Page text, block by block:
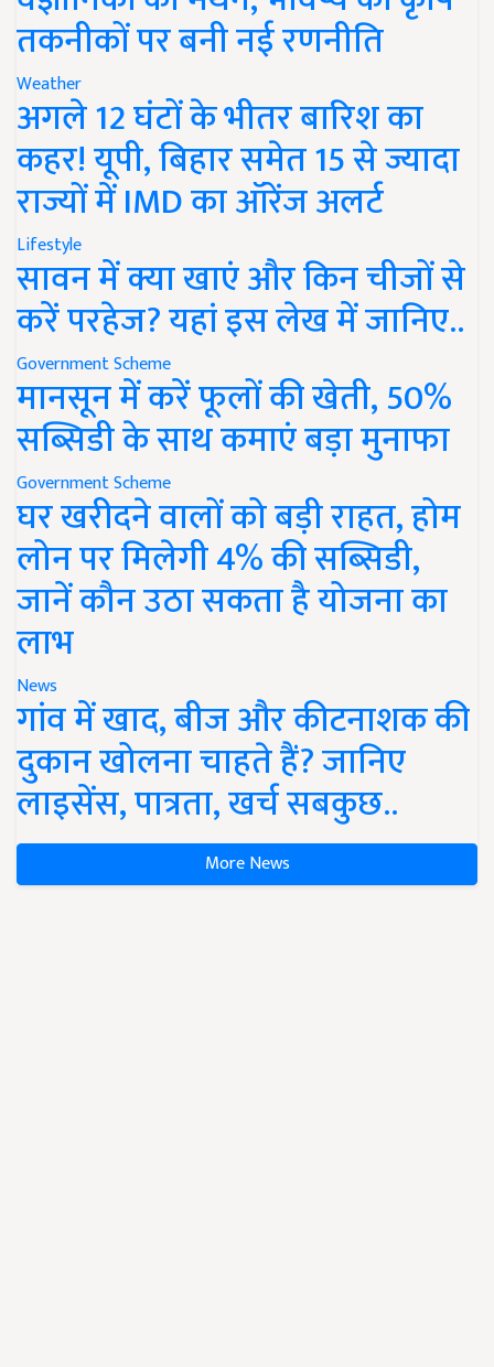
तकनीकों पर बनी नई रणनीति
Weather
अगले 12 घंटों के भीतर बारिश का
कहर! यूपी, बिहार समेत 15 से ज्यादा
राज्यों में IMD का ऑरेंज अलर्ट
Lifestyle
सावन में क्या खाएं और किन चीजों से
करें परहेज? यहां इस लेख में जानिए..
Government Scheme
मानसून में करें फूलों की खेती, 50%
सब्सिडी के साथ कमाएं बड़ा मुनाफा
Government Scheme
घर खरीदने वालों को बड़ी राहत, होम
लोन पर मिलेगी 4% की सब्सिडी,
जानें कौन उठा सकता है योजना का
लाभ
News
गांव में खाद, बीज और कीटनाशक की
दुकान खोलना चाहते हैं? जानिए
लाइसेंस, पात्रता, खर्च सबकुछ..
More News